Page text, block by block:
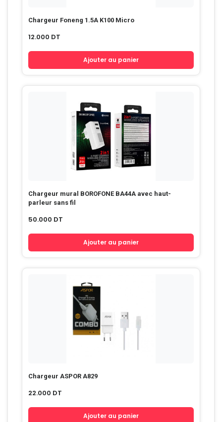
Chargeur Foneng 1.5A K100 Micro
12.000 DT
Ajouter au panier
Chargeur mural BOROFONE BA44A avec haut-
parleur sans fil
50.000 DT
Ajouter au panier
Chargeur ASPOR A829
22.000 DT
Ajouter au panier